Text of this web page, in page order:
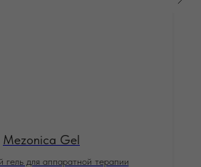
Mezonica Gel
гель для аппаратной терапии